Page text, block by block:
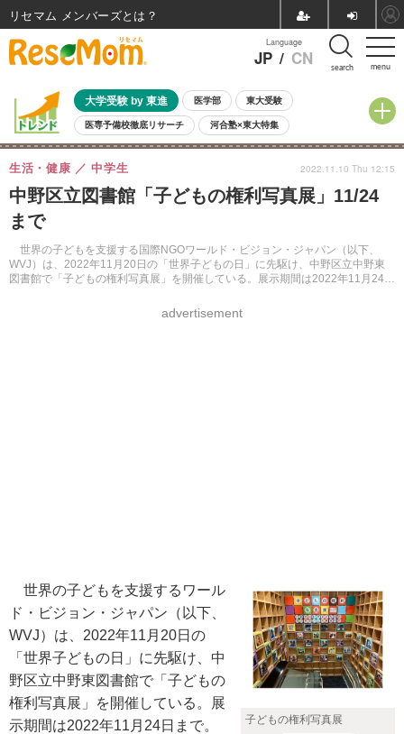
menu
Language
JP / CN search
大学受験 by 東進 医学部 東大受験
医専予備校徹底リサーチ 河合塾×東大特集
親子で考える大学選び 高校受験 中学受験 小学校受験
共通テスト 夏休み
8月開催イベント・WS 全国公立高校 過去問 人気記事
自由研究教材（小学生向け）
中野区立図書館「子どもの権利写真展」11/24
まで
世界の子どもを支援する国際NGOワールド・ビジョン・ジャパン（以下、
WVJ）は、2022年11月20日の「世界子どもの日」に先駆け、中野区立中野東
図書館で「子どもの権利写真展」を開催している。展示期間は2022年11月24日
生活・健康 中学生
advertisement
2022.11.10 Thu 12:15
子どもの権利写真展
世界の子どもを支援するワール
ド・ビジョン・ジャパン（以下、
WVJ）は、2022年11月20日の
「世界子どもの日」に先駆け、中
野区立中野東図書館で「子どもの
権利写真展」を開催している。展
示期間は2022年11月24日まで。
リセマム メンバーズ